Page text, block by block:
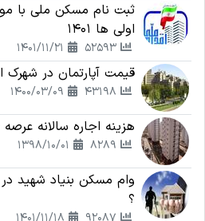
ثبت نام مسکن ملی با
اولی ها 1401
قیمت آپارتمان در شهرک
هزینه اجاره سالانه
؟